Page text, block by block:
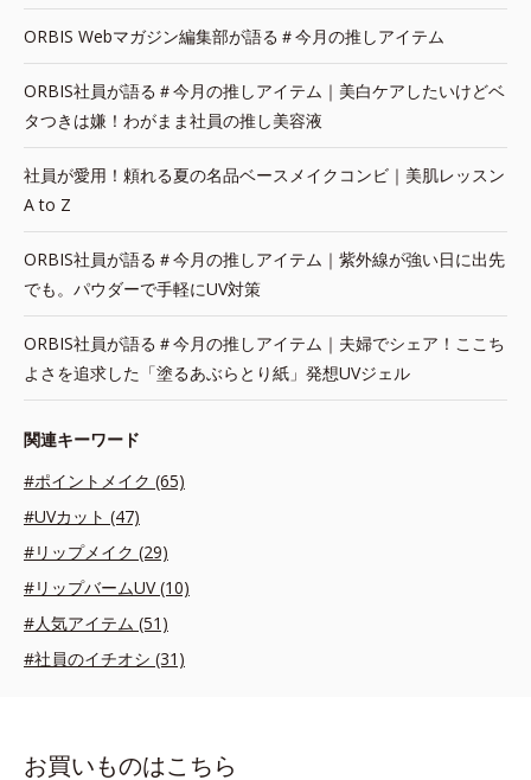
ORBIS Webマガジン編集部が語る＃今月の推しアイテム
ORBIS社員が語る＃今月の推しアイテム｜美白ケアしたいけどベ
タつきは嫌！わがまま社員の推し美容液
社員が愛用！頼れる夏の名品ベースメイクコンビ｜美肌レッスン
A to Z
ORBIS社員が語る＃今月の推しアイテム｜紫外線が強い日に出先
でも。パウダーで手軽にUV対策
ORBIS社員が語る＃今月の推しアイテム｜夫婦でシェア！ここち
よさを追求した「塗るあぶらとり紙」発想UVジェル
関連キーワード
#ポイントメイク (65)
#UVカット (47)
#リップメイク (29)
#リップバームUV (10)
#人気アイテム (51)
#社員のイチオシ (31)
お買いものはこちら